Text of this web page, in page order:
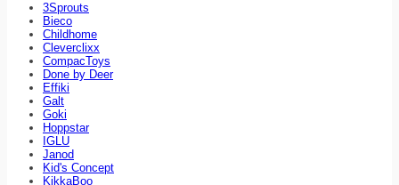
3Sprouts
Bieco
Childhome
Cleverclixx
CompacToys
Done by Deer
Effiki
Galt
Goki
Hoppstar
IGLU
Janod
Kid's Concept
KikkaBoo